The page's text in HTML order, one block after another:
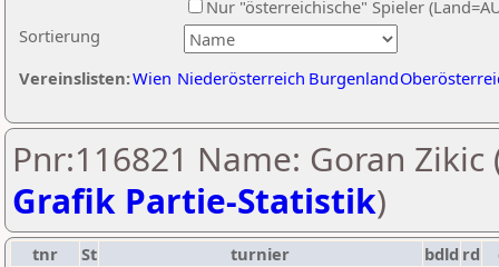
Sortierung
Nur "österreichische" Spieler
Vereinslisten:Wien Niederösterreich Burgenland
Pnr:116821 Name: Goran Zikic
Grafik Partie-Statistik)
tnr St turnier bdld rd